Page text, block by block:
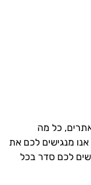
כל מה
מנגישים לכם את
לכם סדר בכל